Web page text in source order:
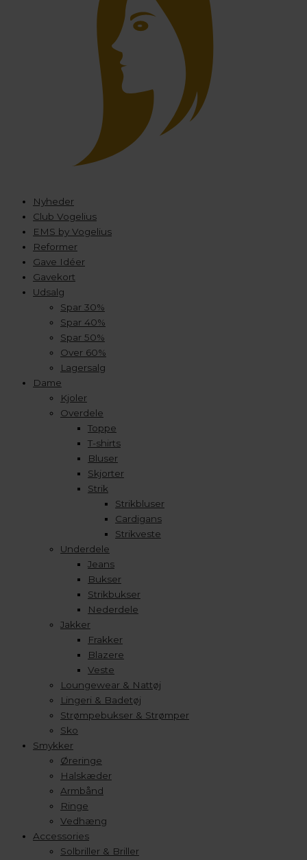
Nyheder
Club Vogelius
EMS by Vogelius
Reformer
Gave Idéer
Gavekort
Udsalg
Spar 30%
Spar 40%
Spar 50%
Over 60%
Lagersalg
Dame
Kjoler
Overdele
Toppe
T-shirts
Bluser
Skjorter
Strik
Strikbluser
Cardigans
Strikveste
Underdele
Jeans
Bukser
Strikbukser
Nederdele
Jakker
Frakker
Blazere
Veste
Loungewear & Nattøj
Lingeri & Badetøj
Strømpebukser & Strømper
Sko
Smykker
Øreringe
Halskæder
Armbånd
Ringe
Vedhæng
Accessories
Solbriller & Briller